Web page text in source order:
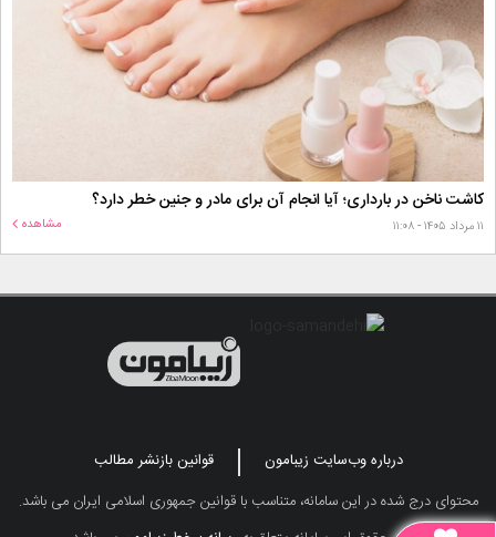
کاشت ناخن در بارداری؛ آیا انجام آن برای مادر و جنین خطر دارد؟
۱۱ مرداد ۱۴۰۵ - ۱۱:۰۸ مشاهده
درباره وب‌سایت زیبامون
قوانین بازنشر مطالب
محتوای درج شده در این سامانه، متناسب با قوانین جمهوری اسلامی ایران می باشد.